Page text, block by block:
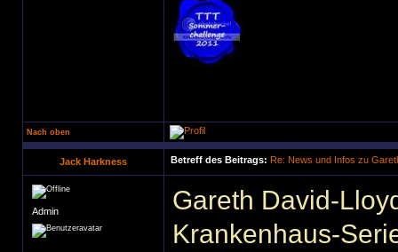
Nach oben
Jack Harkness Betreff des Beitrags: Re: News und Infos zu
Admin
Gareth David-
Krankenhaus-